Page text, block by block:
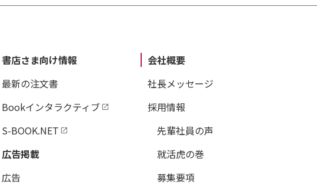
書店さま向け情報
最新の注文書
Bookインタラクティブ
S-BOOK.NET
広告掲載
広告
会社概要
社長メッセージ
採用情報
先輩社員の声
就活虎の巻
募集要項